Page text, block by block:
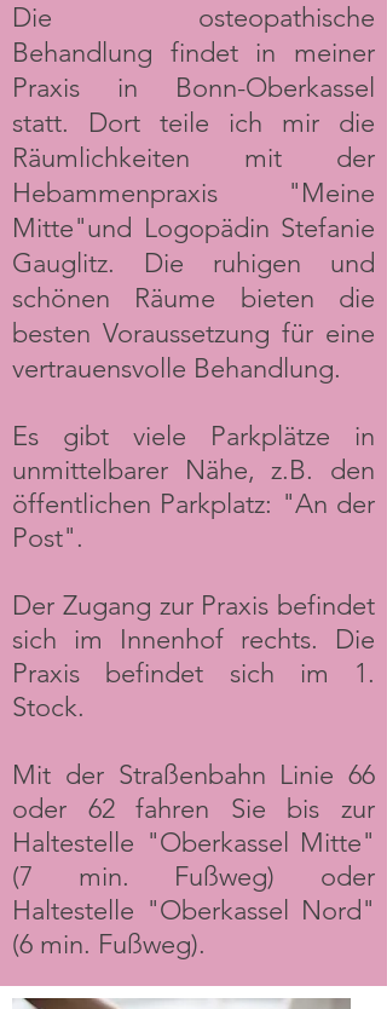
Die osteopathische
Behandlung findet in meiner
Praxis in Bonn-Oberkassel
statt. Dort teile ich mir die
Räumlichkeiten mit der
Hebammenpraxis "Meine
Mitte"und Logopädin Stefanie
Gauglitz. Die ruhigen und
schönen Räume bieten die
besten Voraussetzung für eine
vertrauensvolle Behandlung.
Es gibt viele Parkplätze in
unmittelbarer Nähe, z.B. den
öffentlichen Parkplatz: "An der
Post".
Der Zugang zur Praxis befindet
sich im Innenhof rechts. Die
Praxis befindet sich im 1.
Stock.
Mit der Straßenbahn Linie 66
oder 62 fahren Sie bis zur
Haltestelle "Oberkassel Mitte"
(7 min. Fußweg) oder
Haltestelle "Oberkassel Nord"
(6 min. Fußweg).